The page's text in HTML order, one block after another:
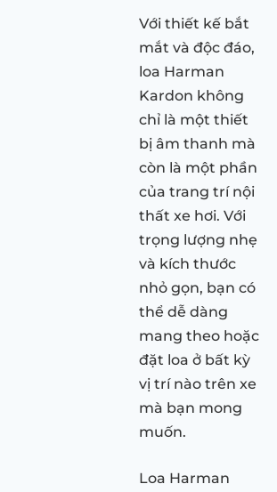
Với thiết kế bắt
mắt và độc đáo,
loa Harman
Kardon không
chỉ là một thiết
bị âm thanh mà
còn là một phần
của trang trí nội
thất xe hơi. Với
trọng lượng nhẹ
và kích thước
nhỏ gọn, bạn có
thể dễ dàng
mang theo hoặc
đặt loa ở bất kỳ
vị trí nào trên xe
mà bạn mong
muốn.
Loa Harman